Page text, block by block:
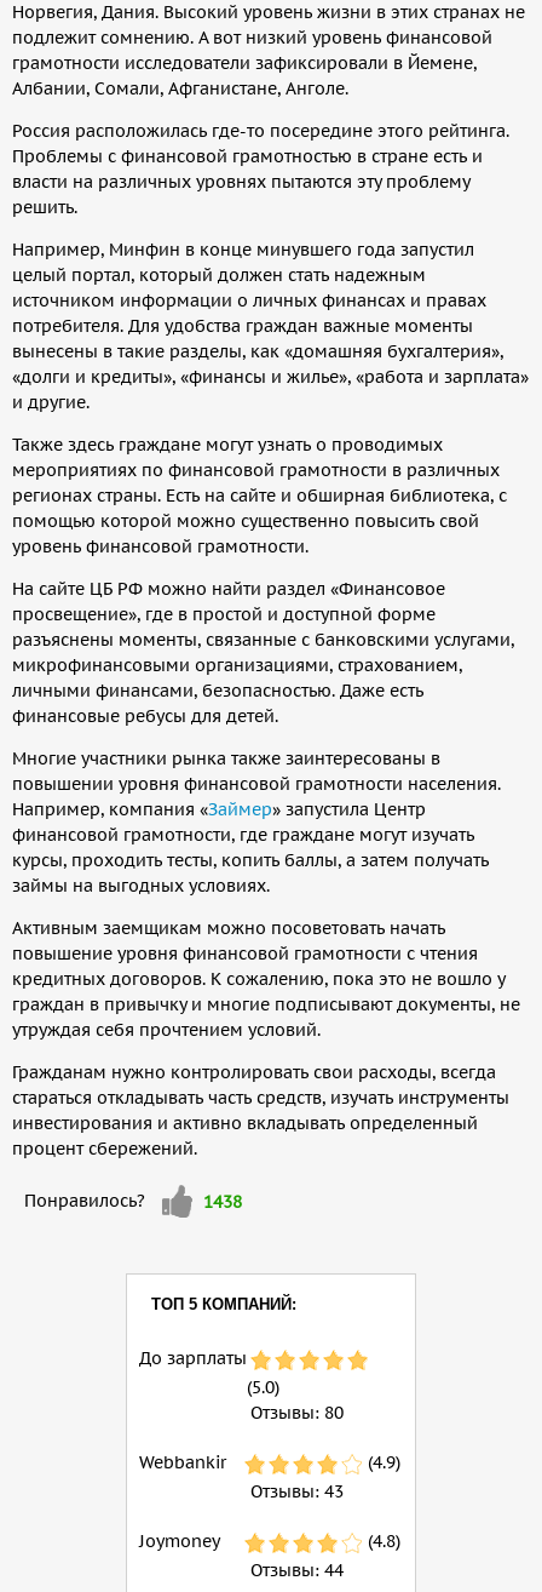
Норвегия, Дания. Высокий уровень жизни в этих странах не
подлежит сомнению. А вот низкий уровень финансовой
грамотности исследователи зафиксировали в Йемене,
Албании, Сомали, Афганистане, Анголе.
Россия расположилась где-то посередине этого рейтинга.
Проблемы с финансовой грамотностью в стране есть и
власти на различных уровнях пытаются эту проблему
решить.
Например, Минфин в конце минувшего года запустил
целый портал, который должен стать надежным
источником информации о личных финансах и правах
потребителя. Для удобства граждан важные моменты
вынесены в такие разделы, как «домашняя бухгалтерия»,
«долги и кредиты», «финансы и жилье», «работа и зарплата»
и другие.
Также здесь граждане могут узнать о проводимых
мероприятиях по финансовой грамотности в различных
регионах страны. Есть на сайте и обширная библиотека, с
помощью которой можно существенно повысить свой
уровень финансовой грамотности.
На сайте ЦБ РФ можно найти раздел «Финансовое
просвещение», где в простой и доступной форме
разъяснены моменты, связанные с банковскими услугами,
микрофинансовыми организациями, страхованием,
личными финансами, безопасностью. Даже есть
финансовые ребусы для детей.
Многие участники рынка также заинтересованы в
повышении уровня финансовой грамотности населения.
Например, компания «Займер» запустила Центр
финансовой грамотности, где граждане могут изучать
курсы, проходить тесты, копить баллы, а затем получать
займы на выгодных условиях.
Активным заемщикам можно посоветовать начать
повышение уровня финансовой грамотности с чтения
кредитных договоров. К сожалению, пока это не вошло у
граждан в привычку и многие подписывают документы, не
утруждая себя прочтением условий.
Гражданам нужно контролировать свои расходы, всегда
стараться откладывать часть средств, изучать инструменты
инвестирования и активно вкладывать определенный
процент сбережений.
Понравилось?
Мне
нравится
1438
ТОП 5 КОМПАНИЙ:
До зарплаты
(5.0)
Отзывы: 80
Webbankir
(4.9)
Отзывы: 43
Joymoney
(4.8)
Отзывы: 44